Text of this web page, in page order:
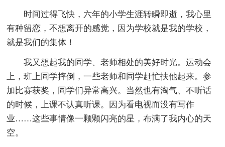
时间过得飞快，六年的小学生涯转瞬即逝，我心里
有种留恋，不想离开的感觉，因为学校就是我的学校，
就是我们的集体！
我又想起我的同学、老师相处的美好时光。运动会
上，班上同学摔倒，一些老师和同学赶忙扶他起来。参
加比赛获奖，同学们异常高兴。当然也有淘气、不听话
的时候，上课不认真听课。因为看电视而没有写作
业……这些事情像一颗颗闪亮的星，布满了我内心的天
空。